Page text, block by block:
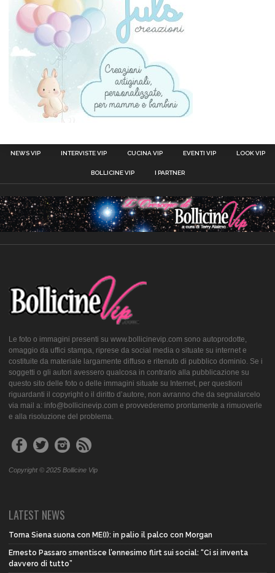
NEWS VIP INTERVISTE VIP CUCINA VIP EVENTI VIP LOOK VIP
BOLLICINE VIP I PARTNER
Le foto o immagini presenti su www.bollicinevip.com sono autoprodotte,
omaggio da uffici stampa, riprese da social media o situate su internet e
costituite da materiale largamente diffuso e ritenuto di pubblico dominio. Se i
soggetti o gli autori avessero qualcosa in contrario alla pubblicazione su
questo sito delle foto o delle immagini situate su Internet, per questioni
riguardanti il copyright o il diritto d’autore, non avranno che da segnalarcelo
via mail a: info@bollicinevip.com e provvederemo prontamente a rimuoverle
e alla risoluzione del problema.
Copyright © 2025 Bollicine Vip
LATEST NEWS
Torna Siena suona con ME(I): in palio il palco con Morgan
Ernesto Passaro smentisce l’ennesimo flirt sui social: “Ci si inventa
davvero di tutto”